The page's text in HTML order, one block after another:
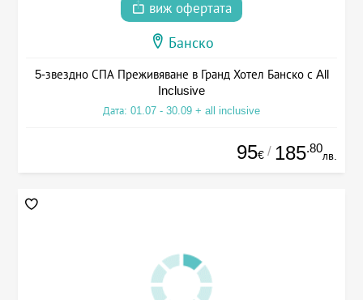
виж офертата
Банско
5-звездно СПА Преживяване в Гранд Хотел Банско с All
Inclusive
Дата: 01.07 - 30.09 + all inclusive
95€ / 185.80
лв.